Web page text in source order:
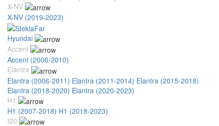
X-NV
X-NV (2019-2023)
Hyundai
Accent
Accent (2006-2010)
Elantra
Elantra (2006-2011) Elantra (2011-2014) Elantra (2015-2018)
Elantra (2018-2020) Elantra (2020-2023)
H1
H1 (2007-2018) H1 (2018-2023)
I20